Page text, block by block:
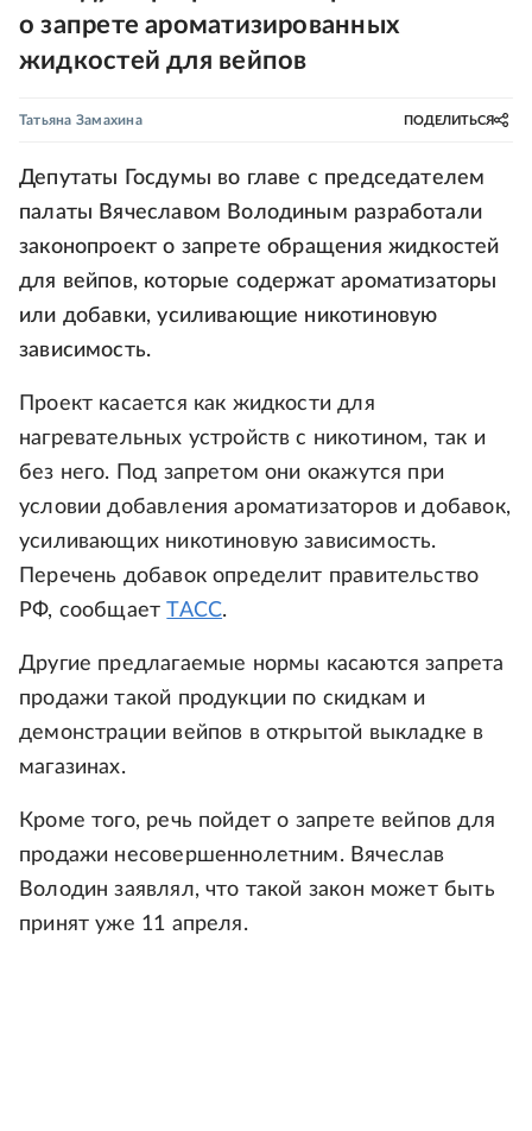
о запрете ароматизированных
жидкостей для вейпов
Татьяна Замахина ПОДЕЛИТЬСЯ
Депутаты Госдумы во главе с председателем
палаты Вячеславом Володиным разработали
законопроект о запрете обращения жидкостей
для вейпов, которые содержат ароматизаторы
или добавки, усиливающие никотиновую
зависимость.
Проект касается как жидкости для
нагревательных устройств с никотином, так и
без него. Под запретом они окажутся при
условии добавления ароматизаторов и добавок,
усиливающих никотиновую зависимость.
Перечень добавок определит правительство
РФ, сообщаетТАСС.
Другие предлагаемые нормы касаются запрета
продажи такой продукции по скидкам и
демонстрации вейпов в открытой выкладке в
магазинах.
Кроме того, речь пойдет о запрете вейпов для
продажи несовершеннолетним. Вячеслав
Володин заявлял, что такой закон может быть
принят уже 11 апреля.